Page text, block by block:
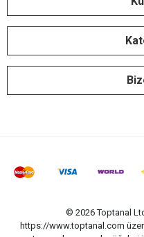
© 2026 Toptanal
https://www.toptanal.com